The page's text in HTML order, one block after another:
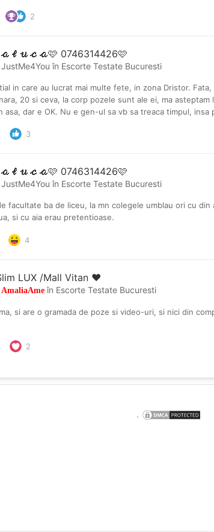
2
0746314426🩷
JustMe4You în Escorte Testate Bucuresti
in care au lucrat mai multe fete, in zona Dristor.
20 si ceva, la corp pozele sunt ale ei, ma
dar e OK. Nu e gen-ul sa vb sa treaca timpul,
3
0746314426🩷
JustMe4You în Escorte Testate Bucuresti
facultate ba de liceu, la mn colegele umblau ori cu
si cu aia erau pretentioase.
4
LUX /Mall Vitan ❤️
AmaliaAme în Escorte Testate Bucuresti
si are o gramada de poze si video-uri, si nici din
2
.